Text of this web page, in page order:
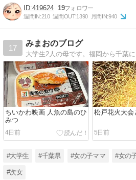
419624 19
週間IN:210 週間OUT:1390 月間IN:940
17
みまおのブログ
ちいかわ映画 人魚の島のひ
みつ
4日前
松戸花火大会
5日前
#大学生 #千葉県 #女の子ママ #女の
#次女